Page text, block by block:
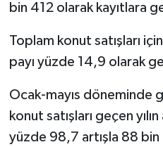
bin 412 olarak kayıtlara
Toplam konut satışları
payı yüzde 14,9 olarak
Ocak-mayıs döneminde
konut satışları geçen
yüzde 98,7 artışla 88